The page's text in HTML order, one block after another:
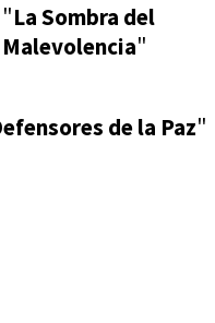
La Sombra del
"
de la Paz"